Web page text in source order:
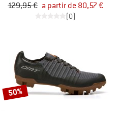
129,95 € a partir de 80,57 €
(0)
50%